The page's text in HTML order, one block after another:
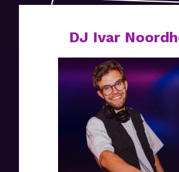
DJ Ivar